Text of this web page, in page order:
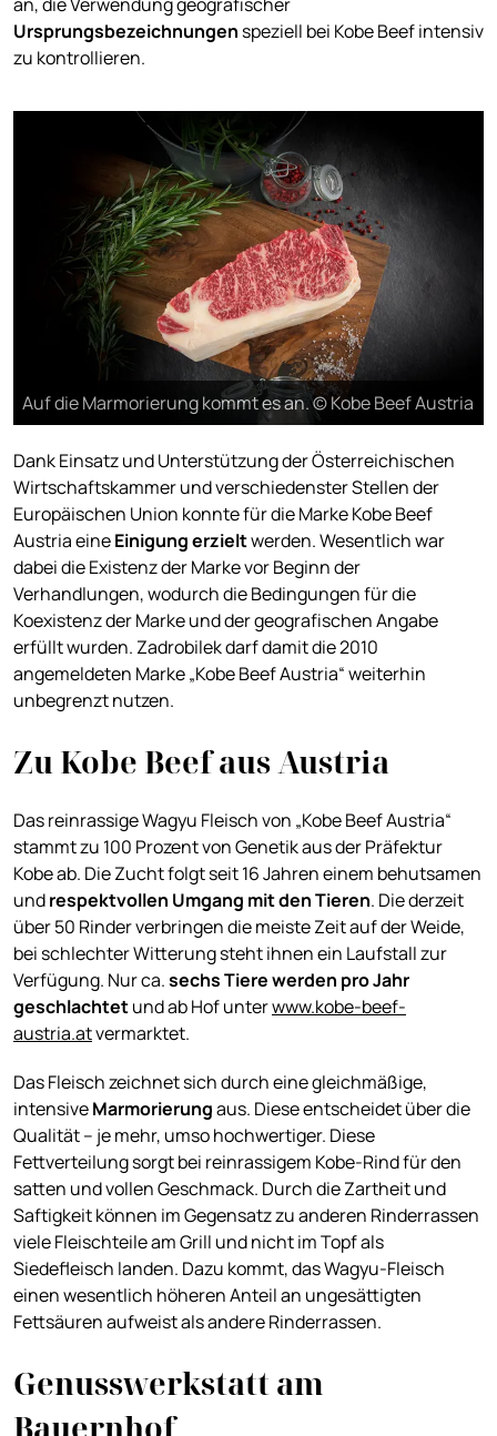
Ursprungsbezeichnungen speziell bei Kobe Beef intensiv
zu kontrollieren.
Auf die Marmorierung kommt es an. © Kobe Beef Austria
Dank Einsatz und Unterstützung der Österreichischen
Wirtschaftskammer und verschiedenster Stellen der
Europäischen Union konnte für die Marke Kobe Beef
Austria eineEinigung erzieltwerden. Wesentlich war
dabei die Existenz der Marke vor Beginn der
Verhandlungen, wodurch die Bedingungen für die
Koexistenz der Marke und der geografischen Angabe
erfüllt wurden. Zadrobilek darf damit die 2010
angemeldeten Marke „Kobe Beef Austria“ weiterhin
unbegrenzt nutzen.
Zu Kobe Beef aus Austria
Das reinrassige Wagyu Fleisch von „Kobe Beef Austria“
stammt zu 100 Prozent von Genetik aus der Präfektur
Kobe ab. Die Zucht folgt seit 16 Jahren einem behutsamen
undrespektvollen Umgang mit den Tieren. Die derzeit
über 50 Rinder verbringen die meiste Zeit auf der Weide,
bei schlechter Witterung steht ihnen ein Laufstall zur
Verfügung. Nur ca.sechs Tiere werden pro Jahr
geschlachtetund ab Hof unterwww.kobe-beef-
austria.atvermarktet.
Das Fleisch zeichnet sich durch eine gleichmäßige,
intensiveMarmorierungaus. Diese entscheidet über die
Qualität – je mehr, umso hochwertiger. Diese
Fettverteilung sorgt bei reinrassigem Kobe-Rind für den
satten und vollen Geschmack. Durch die Zartheit und
Saftigkeit können im Gegensatz zu anderen Rinderrassen
viele Fleischteile am Grill und nicht im Topf als
Siedefleisch landen. Dazu kommt, das Wagyu-Fleisch
einen wesentlich höheren Anteil an ungesättigten
Fettsäuren aufweist als andere Rinderrassen.
Genusswerkstatt am
Bauernhof